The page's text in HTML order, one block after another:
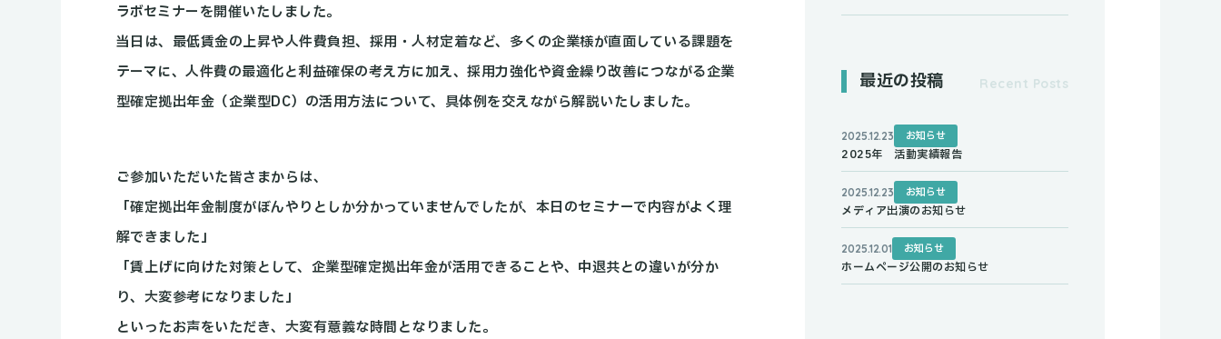
ラボセミナーを開催いたしました。
当日は、最低賃金の上昇や人件費負担、採用・人材定着など、多くの企業様が直面している課題を
テーマに、人件費の最適化と利益確保の考え方に加え、採用力強化や資金繰り改善につながる企業
型確定拠出年金（企業型DC）の活用方法について、具体例を交えながら解説いたしました。
ご参加いただいた皆さまからは、
「確定拠出年金制度がぼんやりとしか分かっていませんでしたが、本日のセミナーで内容がよく理
解できました」
「賃上げに向けた対策として、企業型確定拠出年金が活用できることや、中退共との違いが分か
り、大変参考になりました」
といったお声をいただき、大変有意義な時間となりました。
最近の投稿
2025.12.23 お知らせ
2025年 活動実績報告
2025.12.23 お知らせ
メディア出演のお知らせ
2025.12.01 お知らせ
ホームページ公開のお知らせ